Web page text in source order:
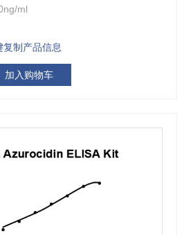
ml
复制产品信息
加入购物车